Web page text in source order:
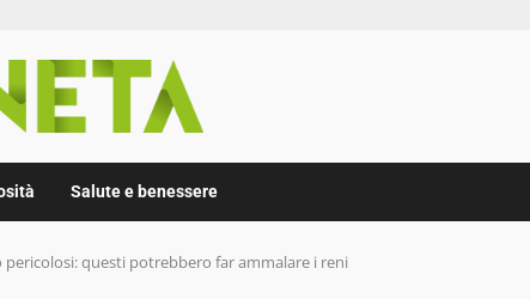
Salute e benessere
questi potrebbero far ammalare i reni